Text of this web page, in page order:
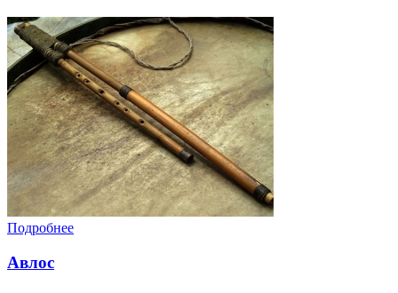
Подробнее
Авлос